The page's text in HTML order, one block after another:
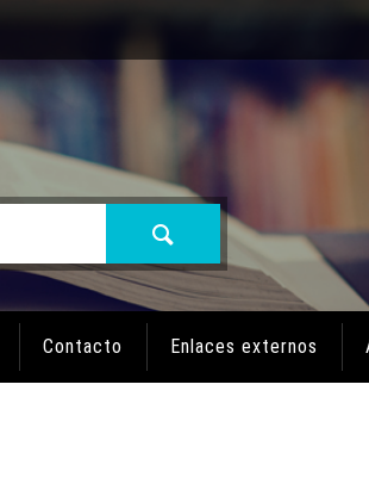
Contacto Enlaces externos